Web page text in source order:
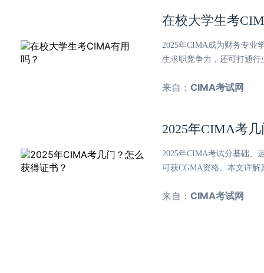
在校大学生考
2025年CIMA成为财务专业
生求职竞争力，还可打通
来自： CIMA考试网
2025年CIMA考
2025年CIMA考试分基础、
可获CGMA资格。本文详
来自： CIMA考试网